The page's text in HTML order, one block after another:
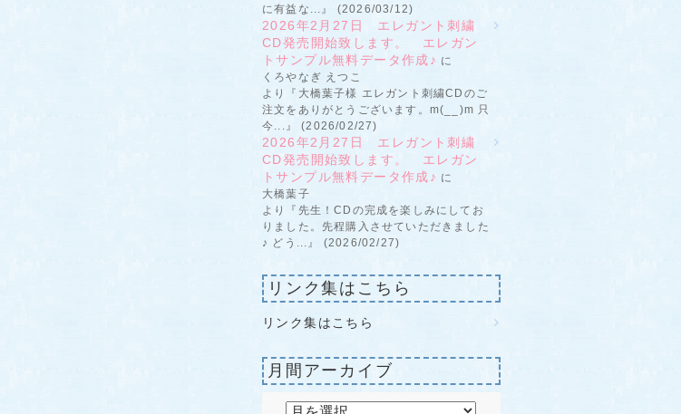
に有益な...』 (2026/03/12)
2026年2月27日 エレガント刺繍
CD発売開始致します。 エレガン
トサンプル無料データ作成♪ に
くろやなぎ えつこ
より『大橋葉子様 エレガント刺繍CDのご
注文をありがとうございます。m(__)m 只
今...』 (2026/02/27)
2026年2月27日 エレガント刺繍
CD発売開始致します。 エレガン
トサンプル無料データ作成♪ に
大橋葉子
より『先生！CDの完成を楽しみにしてお
りました。先程購入させていただきました
♪ どう...』 (2026/02/27)
リンク集はこちら
リンク集はこちら
月間アーカイブ